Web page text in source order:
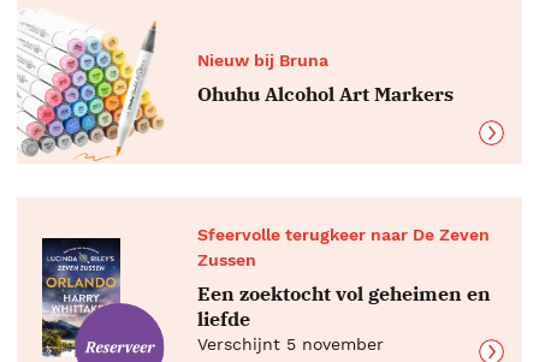
Nieuw bij Bruna
Ohuhu Alcohol Art Markers
Sfeervolle terugkeer naar De Zeven
Zussen
Een zoektocht vol geheimen en
liefde
Verschijnt 5 november